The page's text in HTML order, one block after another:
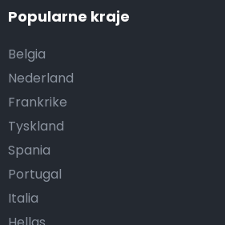
Popularne kraje
Belgia
Nederland
Frankrike
Tyskland
Spania
Portugal
Italia